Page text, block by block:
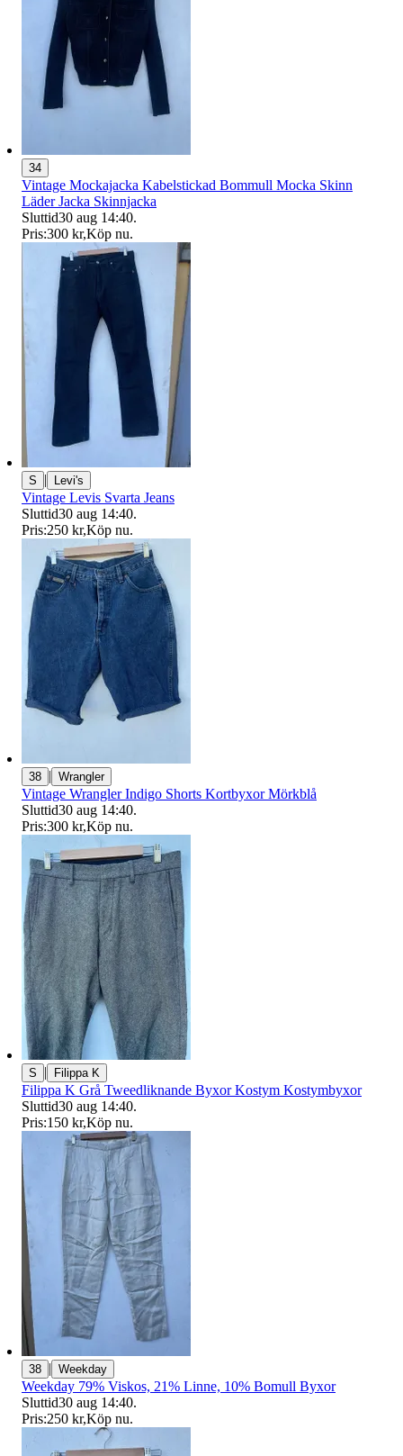
34
Vintage Mockajacka Kabelstickad Bommull Mocka Skinn
Läder Jacka Skinnjacka
Sluttid30 aug 14:40.
Pris:300 kr,Köp nu.
S | Levi's
Vintage Levis Svarta Jeans
Sluttid30 aug 14:40.
Pris:250 kr,Köp nu.
38 | Wrangler
Vintage Wrangler Indigo Shorts Kortbyxor Mörkblå
Sluttid30 aug 14:40.
Pris:300 kr,Köp nu.
S | Filippa K
Filippa K Grå Tweedliknande Byxor Kostym Kostymbyxor
Sluttid30 aug 14:40.
Pris:150 kr,Köp nu.
38 | Weekday
Weekday 79% Viskos, 21% Linne, 10% Bomull Byxor
Sluttid30 aug 14:40.
Pris:250 kr,Köp nu.